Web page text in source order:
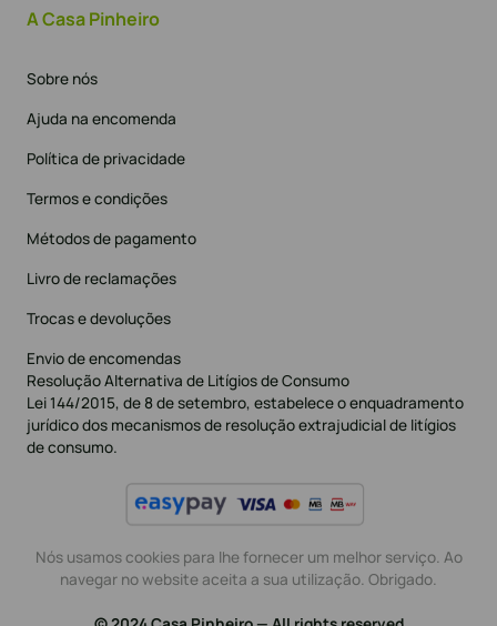
A Casa Pinheiro
Sobre nós
Ajuda na encomenda
Política de privacidade
Termos e condições
Métodos de pagamento
Livro de reclamações
Trocas e devoluções
Envio de encomendas
Resolução Alternativa de Litígios de Consumo
Lei 144/2015, de 8 de setembro, estabelece o enquadramento
jurídico dos mecanismos de resolução extrajudicial de litígios
de consumo.
Nós usamos cookies para lhe fornecer um melhor serviço. Ao
navegar no website aceita a sua utilização. Obrigado.